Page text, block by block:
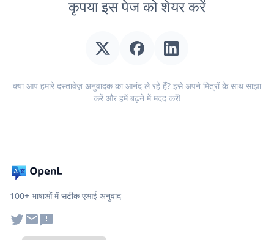
कृपया इस पेज को शेयर करें
क्या आप हमारे दस्तावेज़ अनुवादक का आनंद ले रहे हैं? इसे अपने मित्रों के साथ साझा
करें और हमें बढ़ने में मदद करें!
100+ भाषाओं में सटीक एआई अनुवाद